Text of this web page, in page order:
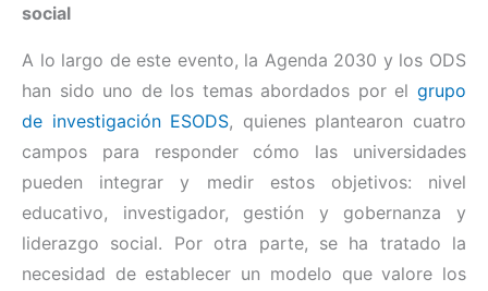
social
A lo largo de este evento, la Agenda 2030 y los ODS
han sido uno de los temas abordados por el grupo
de investigación ESODS, quienes plantearon cuatro
campos para responder cómo las universidades
pueden integrar y medir estos objetivos: nivel
educativo, investigador, gestión y gobernanza y
liderazgo social. Por otra parte, se ha tratado la
necesidad de establecer un modelo que valore los